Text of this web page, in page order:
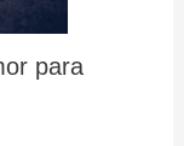
para